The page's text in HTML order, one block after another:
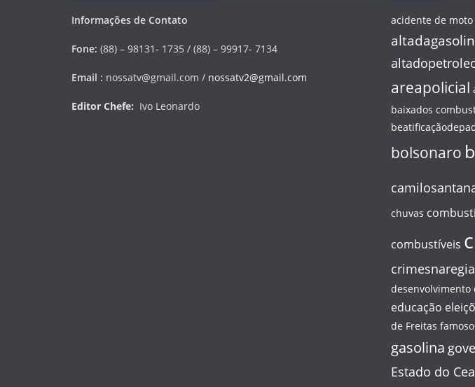
C
e
r
á
Informações de Contato
Fone: (88) – 98131- 1735 / (88) – 99917- 7134
Email : nossatv@gmail.com / nossatv2@gmail.com
Editor Chefe: Ivo Leonardo
acidente de moto
areapolicial
baixados
bolsonaro
chuvas
combustíveis
desenvolvimento
educação
de Freitas
gasolina
Estado do